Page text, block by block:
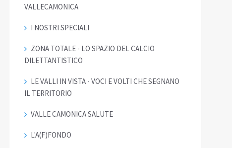
VALLECAMONICA
I NOSTRI SPECIALI
ZONA TOTALE - LO SPAZIO DEL CALCIO
DILETTANTISTICO
LE VALLI IN VISTA - VOCI E VOLTI CHE SEGNANO
IL TERRITORIO
VALLE CAMONICA SALUTE
L'A(F)FONDO